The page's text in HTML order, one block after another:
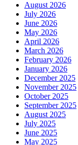
August 2026
July 2026
June 2026
May 2026
April 2026
March 2026
February 2026
January 2026
December 2025
November 2025
October 2025
September 2025
August 2025
July 2025
June 2025
May 2025